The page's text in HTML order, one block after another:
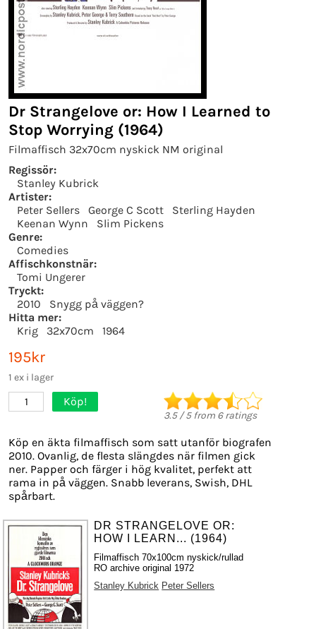
Dr Strangelove or: How I Learned to
Stop Worrying (1964)
Filmaffisch 32x70cm nyskick NM original
Regissör:
Stanley Kubrick
Artister:
Peter Sellers
George C Scott
Sterling Hayden
Keenan Wynn
Slim Pickens
Genre:
Comedies
Affischkonstnär:
Tomi Ungerer
Tryckt:
2010
Snygg på väggen?
Hitta mer:
Krig
32x70cm 1964
195kr
1 ex i lager
1 Köp!
3.5/5from 6ratings
Köp en äkta filmaffisch som satt utanför biografen
2010. Ovanlig, de flesta slängdes när filmen gick
ner. Papper och färger i hög kvalitet, perfekt att
rama in på väggen. Snabb leverans, Swish, DHL
spårbart.
DR STRANGELOVE OR:
HOW I LEARN... (1964)
Filmaffisch 70x100cm nyskick/rullad
RO archive original 1972
Stanley Kubrick Peter Sellers